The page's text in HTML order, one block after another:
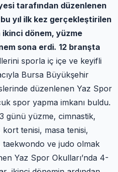
tarafından düzenlenen
yıl ilk kez gerçekleştirilen
dönem, yüzme
sona erdi. 12 branşta
sporla iç içe ve keyifli
Bursa Büyükşehir
düzenlenen Yaz Spor
spor yapma imkanı buldu.
günü yüzme, cimnastik,
tenisi, masa tenisi,
ve judo olmak
Yaz Spor Okulları’nda 4-